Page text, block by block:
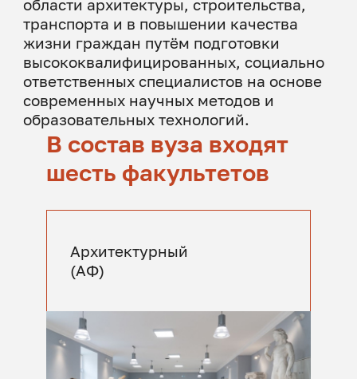
области архитектуры, строительства,
транспорта и в повышении качества
жизни граждан путём подготовки
высококвалифицированных, социально
ответственных специалистов на основе
современных научных методов и
образовательных технологий.
В состав вуза входят
шесть факультетов
Архитектурный
(АФ)